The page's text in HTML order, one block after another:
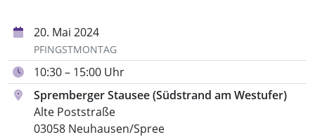
20. Mai 2024
PFINGSTMONTAG
10:30 – 15:00 Uhr
Spremberger Stausee (Südstrand am Westufer)
Alte Poststraße
03058 Neuhausen/Spree